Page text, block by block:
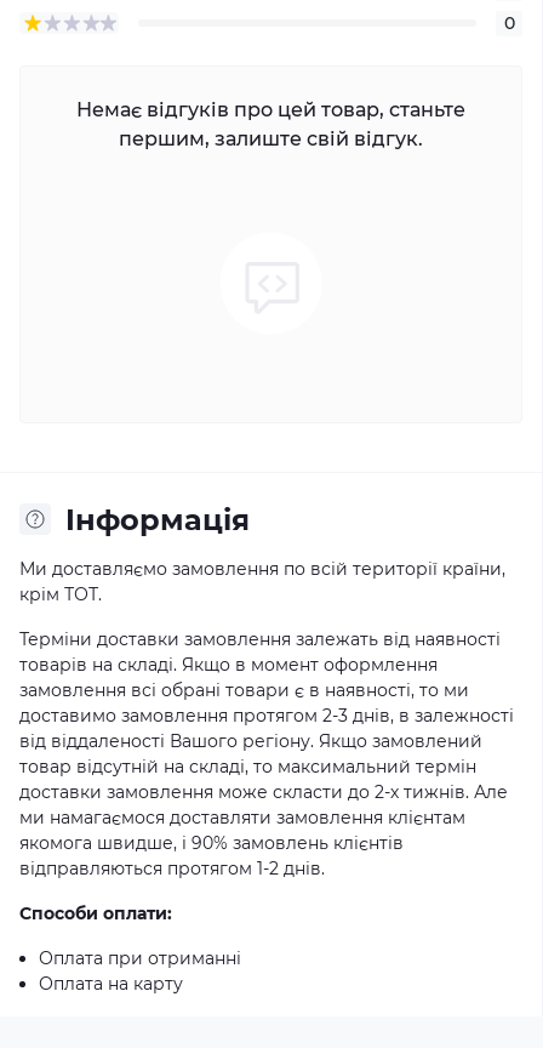
0
Немає відгуків про цей товар, станьте
першим, залиште свій відгук.
Iнформація
Ми доставляємо замовлення по всій території країни,
крім ТОТ.
Терміни доставки замовлення залежать від наявності
товарів на складі. Якщо в момент оформлення
замовлення всі обрані товари є в наявності, то ми
доставимо замовлення протягом 2-3 днів, в залежності
від віддаленості Вашого регіону. Якщо замовлений
товар відсутній на складі, то максимальний термін
доставки замовлення може скласти до 2-х тижнів. Але
ми намагаємося доставляти замовлення клієнтам
якомога швидше, і 90% замовлень клієнтів
відправляються протягом 1-2 днів.
Способи оплати:
Оплата при отриманні
Оплата на карту